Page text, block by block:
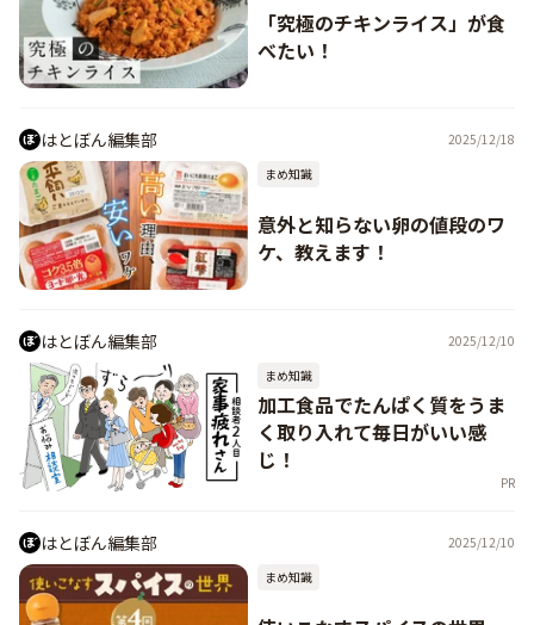
「究極のチキンライス」が食
べたい！
はとぼん編集部
2025/12/18
まめ知識
意外と知らない卵の値段のワ
ケ、教えます！
はとぼん編集部
2025/12/10
まめ知識
加工食品でたんぱく質をうま
く取り入れて毎日がいい感
じ！
PR
はとぼん編集部
2025/12/10
まめ知識